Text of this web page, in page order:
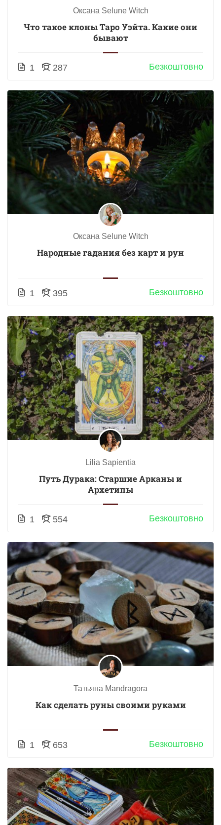
Оксана Selune Witch
Что такое клоны Таро Уэйта. Какие они
бывают
1 287 Безкоштовно
Оксана Selune Witch
Народные гадания без карт и рун
1 395 Безкоштовно
Lilia Sapientia
Путь Дурака: Старшие Арканы и
Архетипы
1 554 Безкоштовно
Татьяна Mandragora
Как сделать руны своими руками
1 653 Безкоштовно